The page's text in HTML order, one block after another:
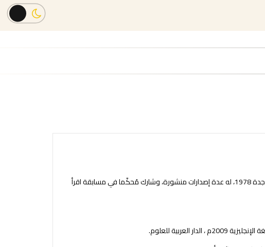
طاهر أحمد الزهراني، روائي وقاص سعودي، ولد في مدينة جدة 1978، له عدة إصدارات منشورة، وشارك مُحكّما في مسابقة اقرأ